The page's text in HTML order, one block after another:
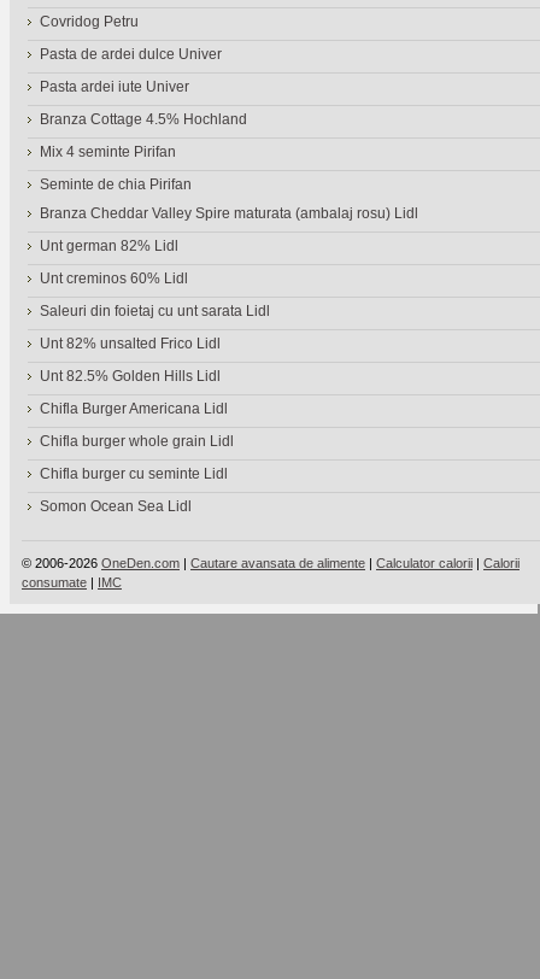
Covridog Petru
Pasta de ardei dulce Univer
Pasta ardei iute Univer
Branza Cottage 4.5% Hochland
Mix 4 seminte Pirifan
Seminte de chia Pirifan
Branza Cheddar Valley Spire maturata (ambalaj rosu) Lidl
Unt german 82% Lidl
Unt creminos 60% Lidl
Saleuri din foietaj cu unt sarata Lidl
Unt 82% unsalted Frico Lidl
Unt 82.5% Golden Hills Lidl
Chifla Burger Americana Lidl
Chifla burger whole grain Lidl
Chifla burger cu seminte Lidl
Somon Ocean Sea Lidl
© 2006-2026 OneDen.com | Cautare avansata de alimente | Calculator calorii | Calorii
consumate | IMC